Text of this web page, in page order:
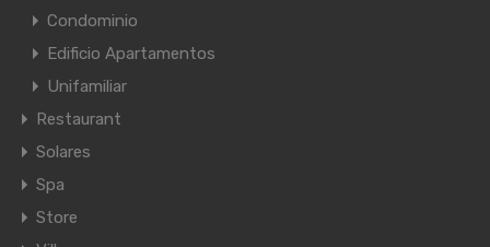
Condominio
Edificio Apartamentos
Unifamiliar
Restaurant
Solares
Spa
Store